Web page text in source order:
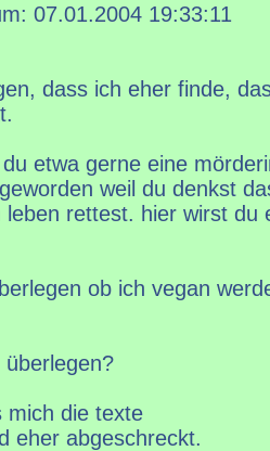
07.01.2004 19:33:11
dass ich eher finde,
etwa gerne eine
weil du denkst
rettest. hier wirst du
ob ich vegan
mich die texte
eher abgeschreckt.